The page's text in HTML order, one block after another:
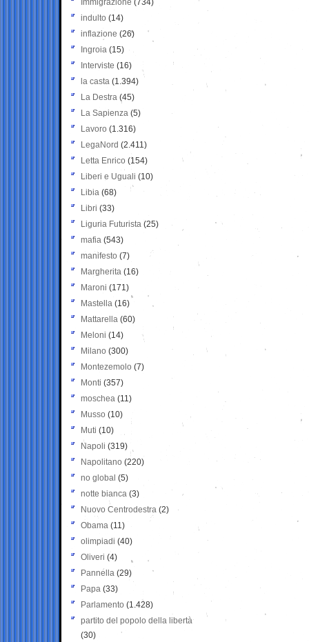
Immigrazione (734)
indulto (14)
inflazione (26)
Ingroia (15)
Interviste (16)
la casta (1.394)
La Destra (45)
La Sapienza (5)
Lavoro (1.316)
LegaNord (2.411)
Letta Enrico (154)
Liberi e Uguali (10)
Libia (68)
Libri (33)
Liguria Futurista (25)
mafia (543)
manifesto (7)
Margherita (16)
Maroni (171)
Mastella (16)
Mattarella (60)
Meloni (14)
Milano (300)
Montezemolo (7)
Monti (357)
moschea (11)
Musso (10)
Muti (10)
Napoli (319)
Napolitano (220)
no global (5)
notte bianca (3)
Nuovo Centrodestra (2)
Obama (11)
olimpiadi (40)
Oliveri (4)
Pannella (29)
Papa (33)
Parlamento (1.428)
partito del popolo della libertà
(30)